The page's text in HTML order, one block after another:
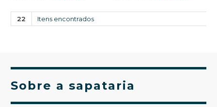
22 Itens encontrados
Sobre a sapataria